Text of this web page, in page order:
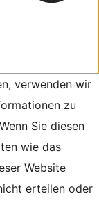
verwenden wir
zu
Sie diesen
wie das
Website
erteilen oder